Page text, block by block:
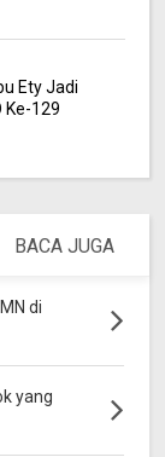
Ety Jadi
Ke-129
BACA JUGA
di
yang